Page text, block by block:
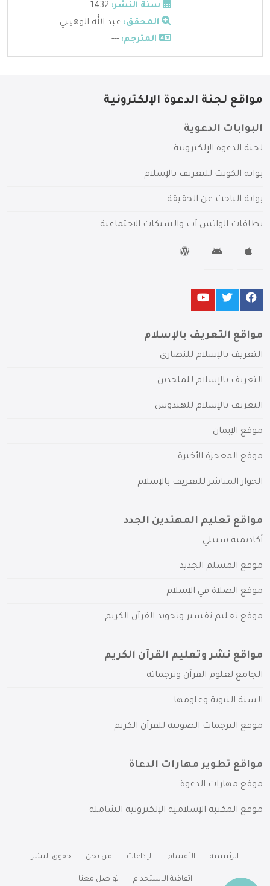
سنة النشر:
المحقق: عبد الله الوهيبي
المترجم: ---
مواقع لجنة الدعوة الإلكترونية
البوابات الدعوية
لجنة الدعوة الإلكترونية
بوابة الكويت للتعريف بالإسلام
بوابة الباحث عن الحقيقة
بطاقات الواتس آب والشبكات الاجتماعية
مواقع التعريف بالإسلام
التعريف بالإسلام للنصارى
التعريف بالإسلام للملحدين
التعريف بالإسلام للهندوس
موقع الإيمان
موقع المعجزة الأخيرة
الحوار المباشر للتعريف بالإسلام
مواقع تعليم المهتدين الجدد
أكاديمية سبيلي
موقع المسلم الجديد
موقع الصلاة في الإسلام
موقع تعليم تفسير وتجويد القرآن الكريم
مواقع نشر وتعليم القرآن الكريم
الجامع لعلوم القرآن وترجماته
السنة النبوية وعلومها
موقع الترجمات الصوتية للقرآن الكريم
مواقع تطوير مهارات الدعاة
موقع مهارات الدعوة
موقع المكتبة الإسلامية الإلكترونية الشاملة
الرئيسية الأقسام الإذاعات من نحن حقوق النشر
اتفاقية الاستخدام تواصل معنا